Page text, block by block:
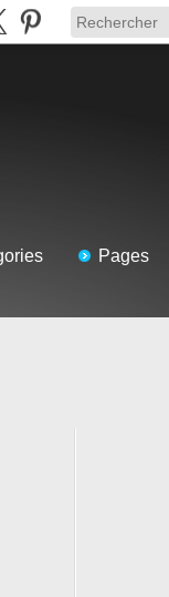
Pages